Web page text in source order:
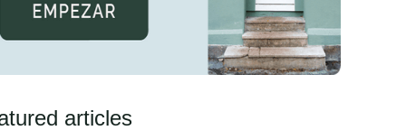
articles